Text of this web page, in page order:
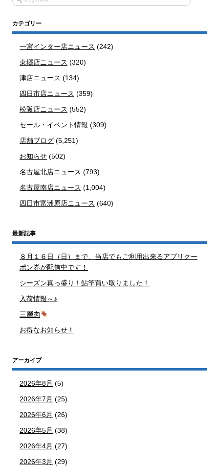
カテゴリー
一宮インター店ニュース (242)
東郷店ニュース (320)
津店ニュース (134)
四日市店ニュース (359)
松阪店ニュース (552)
セール・イベント情報 (309)
店舗ブログ (5,251)
お知らせ (502)
名古屋北店ニュース (793)
名古屋南店ニュース (1,004)
四日市富洲原店ニュース (640)
最新記事
８月１６日（日）まで、当店でもご利用出来るアプリクー
ポン券が配信中です！
シーズン真っ盛り！鮎竿買い取りました！
入荷情報～♪
三層肉
お得なお知らせ！
アーカイブ
2026年8月 (5)
2026年7月 (25)
2026年6月 (26)
2026年5月 (38)
2026年4月 (27)
2026年3月 (29)